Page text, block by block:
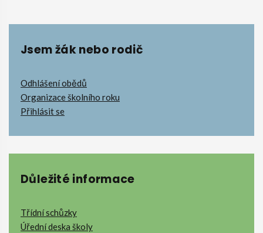
Jsem žák nebo rodič
Odhlášení obědů
Organizace školního roku
Přihlásit se
Důležité informace
Třídní schůzky
Úřední deska školy